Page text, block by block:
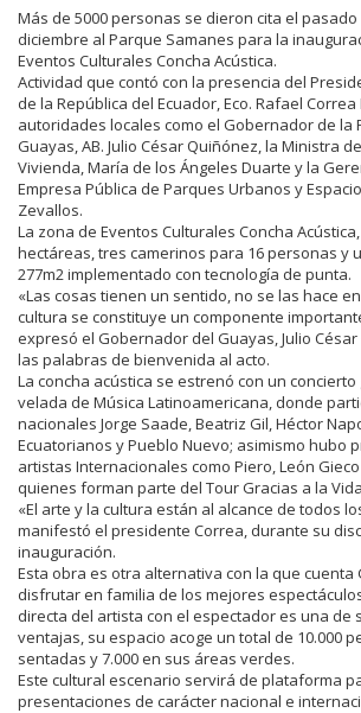
Más de 5000 personas se dieron cita el
diciembre al Parque Samanes para la
Eventos Culturales Concha Acústica.
Actividad que contó con la presencia del
de la República del Ecuador, Eco. Rafael
autoridades locales como el Gobernador de la
Guayas, AB. Julio César Quiñónez, la Ministra
Vivienda, María de los Ángeles Duarte y la
Empresa Pública de Parques Urbanos y
Zevallos.
La zona de Eventos Culturales Concha
hectáreas, tres camerinos para 16 personas y
277m2 implementado con tecnología de punta.
«Las cosas tienen un sentido, no se las hace
cultura se constituye un componente
expresó el Gobernador del Guayas, Julio
las palabras de bienvenida al acto.
La concha acústica se estrenó con un
velada de Música Latinoamericana, donde
nacionales Jorge Saade, Beatriz Gil, Héctor
Ecuatorianos y Pueblo Nuevo; asimismo hubo
artistas Internacionales como Piero, León
quienes forman parte del Tour Gracias a la
«El arte y la cultura están al alcance de todos
manifestó el presidente Correa, durante su
inauguración.
Esta obra es otra alternativa con la que cuenta
disfrutar en familia de los mejores
directa del artista con el espectador es una de
ventajas, su espacio acoge un total de 10.000
sentadas y 7.000 en sus áreas verdes.
Este cultural escenario servirá de plataforma
presentaciones de carácter nacional e